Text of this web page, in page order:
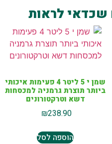
שכדאי לראות
שמן י 5 ליטר 4 פעימות איכותי
ביותר תוצרת גרמניה למכסחות
דשא וטרקטורונים
₪238.90
הוספה לסל